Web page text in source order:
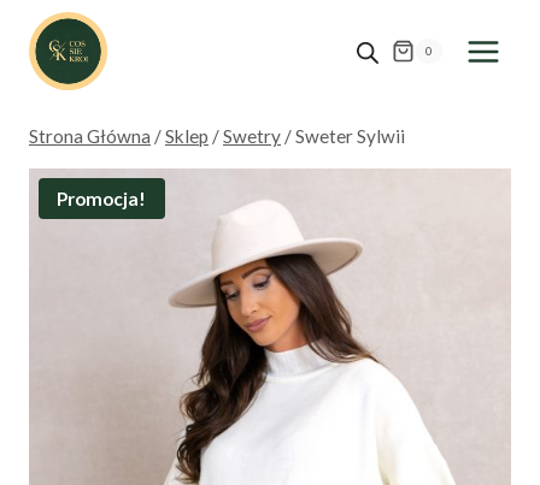
Przejdź
treści
0
Strona Główna /Sklep /Swetry /Sweter Sylwii
Promocja!